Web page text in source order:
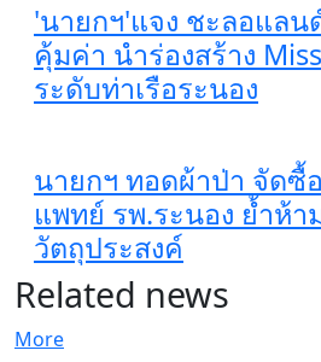
'นายกฯ'แจง ชะลอแลน
คุ้มค่า นำร่องสร้าง
ระดับท่าเรือระนอง
นายกฯ ทอดผ้าป่า จัดซื้
แพทย์ รพ.ระนอง ย้ำห้า
วัตถุประสงค์
Related news
More